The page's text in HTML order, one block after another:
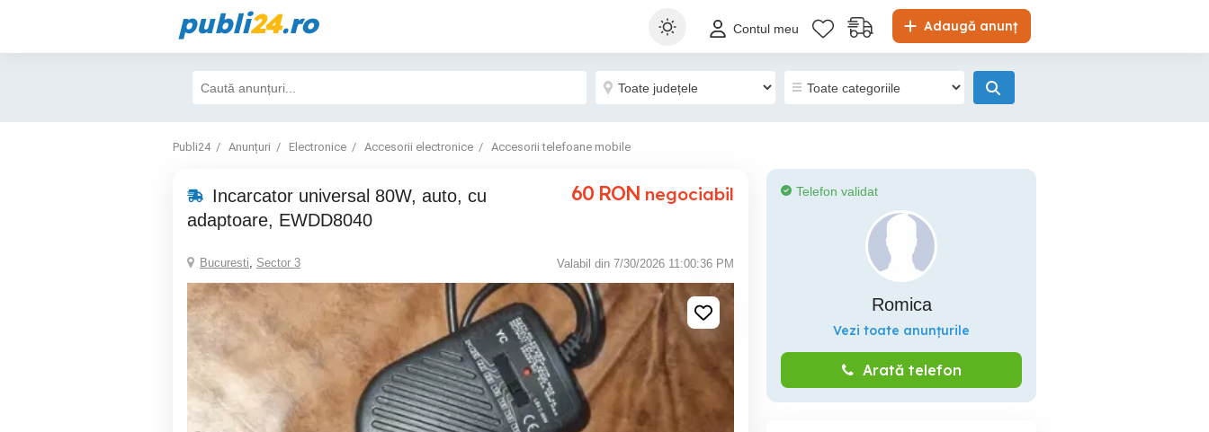
publi24.ro Adaugă anunț
Contul meu
Publi24 Anunțuri Electronice Accesorii electronice Accesorii telefoane mobile
Incarcator universal 80W, auto, cu
adaptoare, EWDD8040
60 RON negociabil
Bucuresti, Sector 3 Valabil din 7/30/2026 11:00:36 PM
Telefon validat
Romica
Vezi toate anunțurile
Arată telefon